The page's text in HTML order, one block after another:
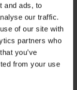
and ads, to
our traffic.
of our site with
partners who
you’ve
from your use
der Welt